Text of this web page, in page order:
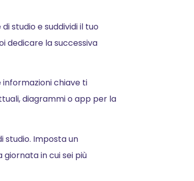
studio e suddividi il tuo
dedicare la successiva
chiave ti
diagrammi o app per la
studio. Imposta un
in cui sei più